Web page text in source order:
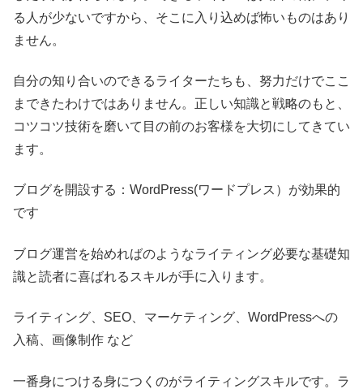
る人が少ないですから、そこに入り込めば怖いものはあり
ません。
自分の知り合いのできるライターたちも、努力だけでここ
まできたわけではありません。正しい知識と戦略のもと、
コツコツ技術を磨いて目の前のお客様を大切にしてきてい
ます。
ブログを開設する：WordPress(ワードプレス）が効果的
です
ブログ運営を始めればのようなライティング必要な基礎知
識と読者に喜ばれるスキルが手に入ります。
ライティング、SEO、マーケティング、WordPressへの
入稿、画像制作 など
一番身につける身につくのがライティングスキルです。ラ